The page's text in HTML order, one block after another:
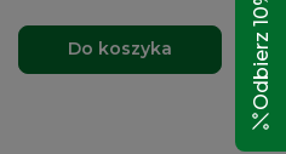
Do koszyka